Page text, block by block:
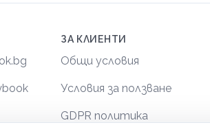
ЗА КЛИЕНТИ
Общи условия
Условия за ползване
GDPR политика